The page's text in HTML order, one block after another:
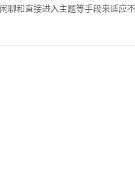
聊和直接进入主题等手段来适应